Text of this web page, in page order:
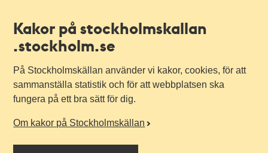
Kakor på stockholmskallan
.stockholm.se
På Stockholmskällan använder vi kakor, cookies, för att
sammanställa statistik och för att webbplatsen ska
fungera på ett bra sätt för dig.
Om kakor på Stockholmskällan